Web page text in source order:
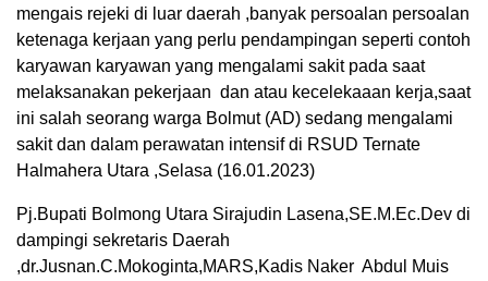
mengais rejeki di luar daerah ,banyak persoalan persoalan
ketenaga kerjaan yang perlu pendampingan seperti contoh
karyawan karyawan yang mengalami sakit pada saat
melaksanakan pekerjaan dan atau kecelekaaan kerja,saat
ini salah seorang warga Bolmut (AD) sedang mengalami
sakit dan dalam perawatan intensif di RSUD Ternate
Halmahera Utara ,Selasa (16.01.2023)
Pj.Bupati Bolmong Utara Sirajudin Lasena,SE.M.Ec.Dev di
dampingi sekretaris Daerah
,dr.Jusnan.C.Mokoginta,MARS,Kadis Naker Abdul Muis